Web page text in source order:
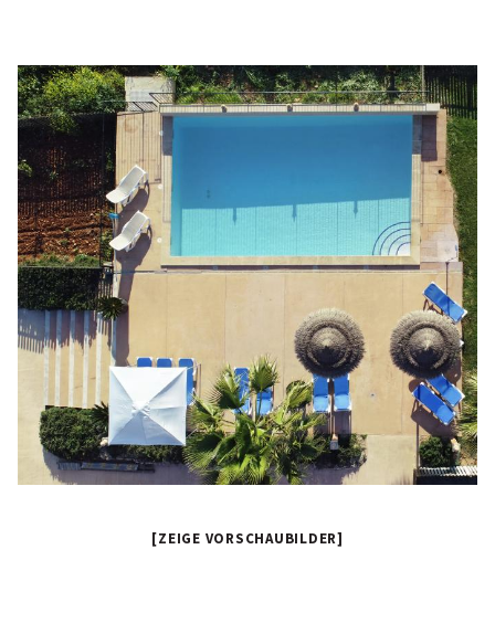
[ZEIGE VORSCHAUBILDER]